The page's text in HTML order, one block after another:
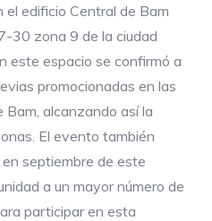
edificio Central de Bam
30 zona 9 de la ciudad
este espacio se confirmó a
promocionadas en las
Bam, alcanzando así la
El evento también
septiembre de este
a un mayor número de
participar en esta